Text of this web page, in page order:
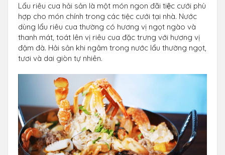
Lẩu riêu cua hải sản là một món ngon đãi tiệc cưới phù
hợp cho món chính trong các tiệc cưới tại nhà. Nước
dùng lẩu riêu cua thường có hương vị ngọt ngào và
thanh mát, toát lên vị riêu cua đặc trưng với hương vị
đậm đà. Hải sản khi ngâm trong nước lẩu thường ngọt,
tươi và dai giòn tự nhiên.